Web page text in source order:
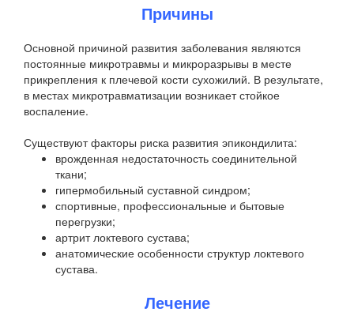
Причины
Основной причиной развития заболевания являются
постоянные микротравмы и микроразрывы в месте
прикрепления к плечевой кости сухожилий. В результате,
в местах микротравматизации возникает стойкое
воспаление.
Существуют факторы риска развития эпикондилита:
врожденная недостаточность соединительной
ткани;
гипермобильный суставной синдром;
спортивные, профессиональные и бытовые
перегрузки;
артрит локтевого сустава;
анатомические особенности структур локтевого
сустава.
Лечение